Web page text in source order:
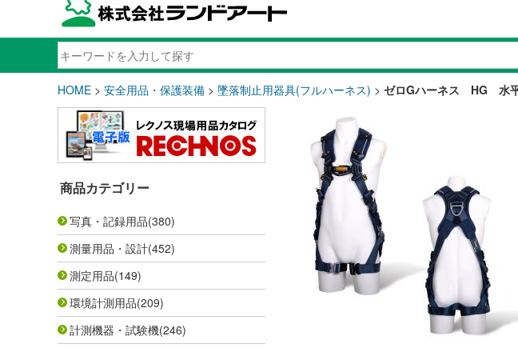
HOME > 安全用品・保護装備 > 墜落制止用器具(フルハーネス) > ゼロGハーネス HG 水
商品カテゴリー
写真・記録用品(380)
測量用品・設計(452)
測定用品(149)
環境計測用品(209)
計測機器・試験機(246)